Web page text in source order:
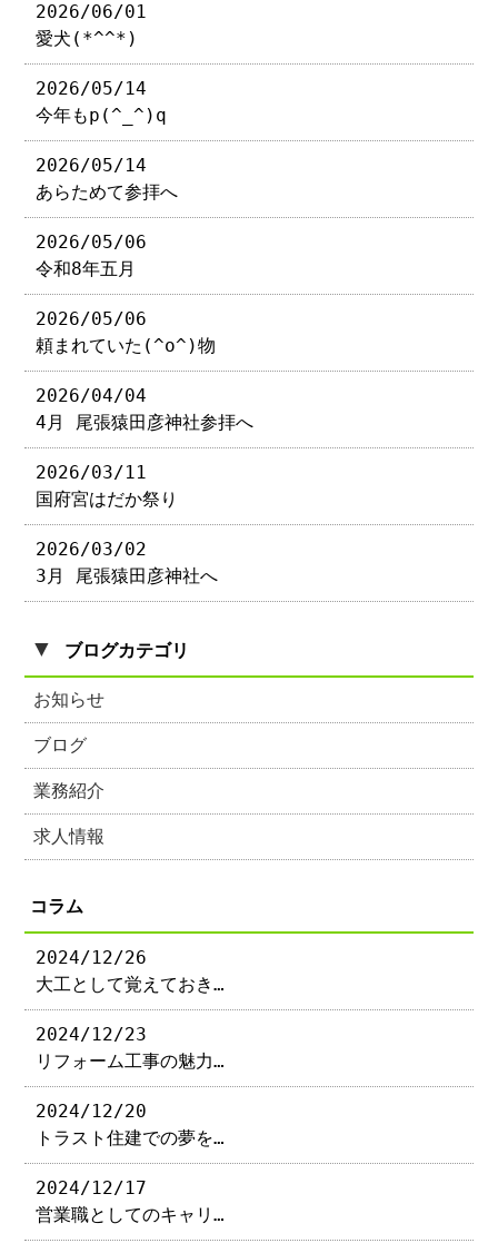
2026/06/01
愛犬(*^^*)
2026/05/14
今年もp(^_^)q
2026/05/14
あらためて参拝へ
2026/05/06
令和8年五月
2026/05/06
頼まれていた(^o^)物
2026/04/04
4月 尾張猿田彦神社参拝へ
2026/03/11
国府宮はだか祭り
2026/03/02
3月 尾張猿田彦神社へ
▼ ブログカテゴリ
お知らせ
ブログ
業務紹介
求人情報
コラム
2024/12/26
大工として覚えておき…
2024/12/23
リフォーム工事の魅力…
2024/12/20
トラスト住建での夢を…
2024/12/17
営業職としてのキャリ…